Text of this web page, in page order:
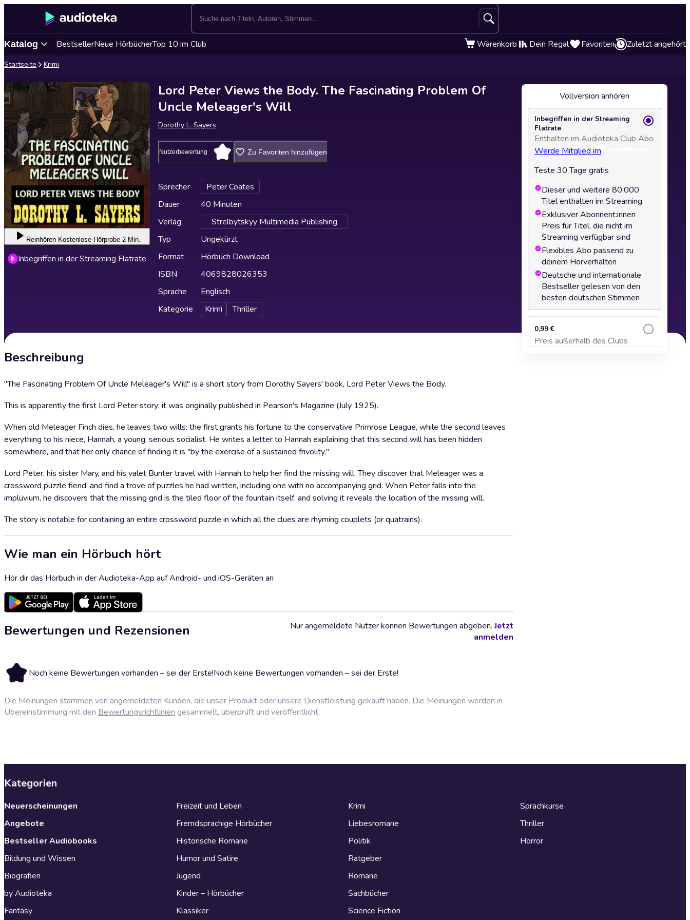
Katalog BestsellerNeue HörbücherTop 10 im Club Warenkorb Dein Regal Favoriten Zuletzt angehört
Startseite Krimi
Reinhören Kostenlose Hörprobe 2 Min.
Inbegriffen in der Streaming Flatrate
Lord Peter Views the Body. The Fascinating Problem Of
Uncle Meleager's Will
Dorothy L. Sayers
Nutzerbewertung Zu Favoriten hinzufügen
Sprecher
Peter Coates
Dauer
40 Minuten
Verlag
Strelbytskyy Multimedia Publishing
Typ
Ungekürzt
Format
Hörbuch Download
ISBN
4069828026353
Sprache
Englisch
Kategorie
Krimi Thriller
Beschreibung
"The Fascinating Problem Of Uncle Meleager's Will" is a short story from Dorothy Sayers' book, Lord Peter Views the Body.
This is apparently the first Lord Peter story; it was originally published in Pearson's Magazine (July 1925).
When old Meleager Finch dies, he leaves two wills: the first grants his fortune to the conservative Primrose League, while the second leaves
everything to his niece, Hannah, a young, serious socialist. He writes a letter to Hannah explaining that this second will has been hidden
somewhere, and that her only chance of finding it is "by the exercise of a sustained frivolity."
Lord Peter, his sister Mary, and his valet Bunter travel with Hannah to help her find the missing will. They discover that Meleager was a
crossword puzzle fiend, and find a trove of puzzles he had written, including one with no accompanying grid. When Peter falls into the
impluvium, he discovers that the missing grid is the tiled floor of the fountain itself, and solving it reveals the location of the missing will.
The story is notable for containing an entire crossword puzzle in which all the clues are rhyming couplets (or quatrains).
Wie man ein Hörbuch hört
Hör dir das Hörbuch in der Audioteka-App auf Android- und iOS-Geräten an
Bewertungen und Rezensionen
Noch keine Bewertungen vorhanden – sei der Erste!Noch keine Bewertungen vorhanden – sei der Erste!
Nur angemeldete Nutzer können Bewertungen abgeben.Jetzt
anmelden
Die Meinungen stammen von angemeldeten Kunden, die unser Produkt oder unsere Dienstleistung gekauft haben. Die Meinungen werden in
Übereinstimmung mit den Bewertungsrichtlinien gesammelt, überprüft und veröffentlicht.
Vollversion anhören
Inbegriffen in der Streaming
Flatrate
Enthalten im Audioteka Club Abo
Werde Mitglied im
Teste 30 Tage gratis
Dieser und weitere 80.000
Titel enthalten im Streaming
Exklusiver Abonnent:innen
Preis für Titel, die nicht im
Streaming verfügbar sind
Flexibles Abo passend zu
deinem Hörverhalten
Deutsche und internationale
Bestseller gelesen von den
besten deutschen Stimmen
0,99 €
Preis außerhalb des Clubs
Zum Warenkorb hinzufügen
Kategorien
Neuerscheinungen
Angebote
Bestseller Audiobooks
Bildung und Wissen
Biografien
by Audioteka
Fantasy
Freizeit und Leben
Fremdsprachige Hörbücher
Historische Romane
Humor und Satire
Jugend
Kinder – Hörbücher
Klassiker
Krimi
Liebesromane
Politik
Ratgeber
Romane
Sachbücher
Science Fiction
Sprachkurse
Thriller
Horror